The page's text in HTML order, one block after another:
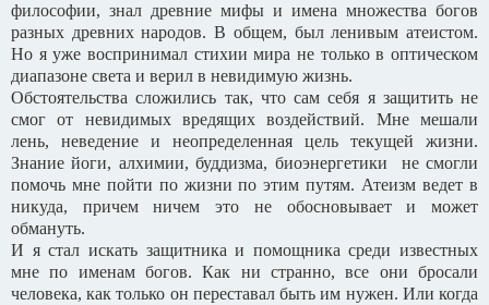
философии, знал древние мифы и имена множества богов
разных древних народов. В общем, был ленивым атеистом.
Но я уже воспринимал стихии мира не только в оптическом
диапазоне света и верил в невидимую жизнь.
Обстоятельства сложились так, что сам себя я защитить не
смог от невидимых вредящих воздействий. Мне мешали
лень, неведение и неопределенная цель текущей жизни.
Знание йоги, алхимии, буддизма, биоэнергетики не смогли
помочь мне пойти по жизни по этим путям. Атеизм ведет в
никуда, причем ничем это не обосновывает и может
обмануть.
И я стал искать защитника и помощника среди известных
мне по именам богов. Как ни странно, все они бросали
человека, как только он переставал быть им нужен. Или когда